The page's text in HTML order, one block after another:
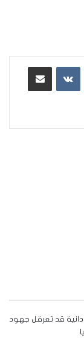
مشاركة عبر البريد